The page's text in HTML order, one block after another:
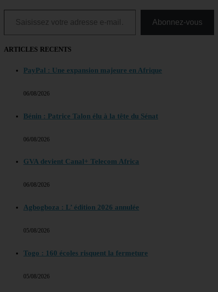
Saisissez votre adresse e-mail…
Abonnez-vous
ARTICLES RECENTS
PayPal : Une expansion majeure en Afrique
06/08/2026
Bénin : Patrice Talon élu à la tête du Sénat
06/08/2026
GVA devient Canal+ Telecom Africa
06/08/2026
Agbogboza : L’ édition 2026 annulée
05/08/2026
Togo : 160 écoles risquent la fermeture
05/08/2026